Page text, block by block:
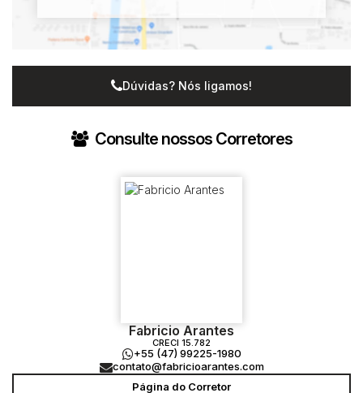
Dúvidas? Nós ligamos!
Consulte nossos Corretores
Fabricio Arantes
CRECI 15.782
+55 (47) 99225-1980
contato@fabricioarantes.com
Página do Corretor